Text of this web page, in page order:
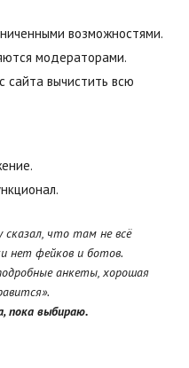
возможностями.
модераторами.
сайта вычистить всю
сказал, что там не всё
нет фейков и ботов.
анкеты, хорошая
пока выбираю.